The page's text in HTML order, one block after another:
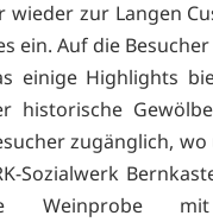
wieder zur Langen
ein. Auf die
einige Highlights
historische
zugänglich, wo
Sozialwerk
Weinprobe mit